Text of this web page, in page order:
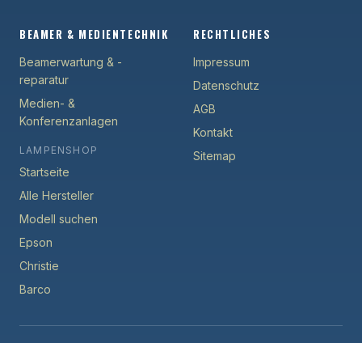
BEAMER & MEDIENTECHNIK
Beamerwartung & -
reparatur
Medien- &
Konferenzanlagen
LAMPENSHOP
Startseite
Alle Hersteller
Modell suchen
Epson
Christie
Barco
RECHTLICHES
Impressum
Datenschutz
AGB
Kontakt
Sitemap